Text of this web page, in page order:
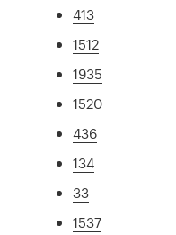
413
1512
1935
1520
436
134
33
1537